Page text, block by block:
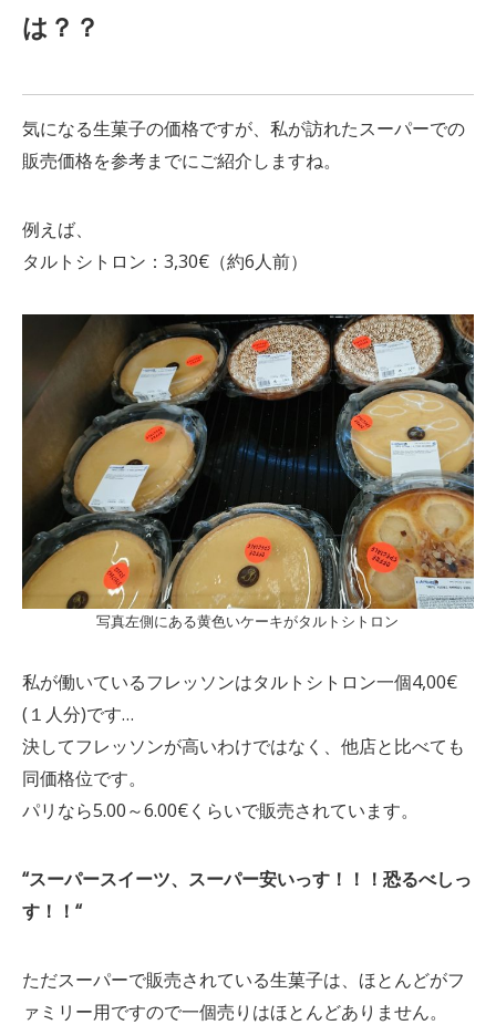
は？？
気になる生菓子の価格ですが、私が訪れたスーパーでの
販売価格を参考までにご紹介しますね。
例えば、
タルトシトロン：3,30€（約6人前）
写真左側にある黄色いケーキがタルトシトロン
私が働いているフレッソンはタルトシトロン一個4,00€
(１人分)です…
決してフレッソンが高いわけではなく、他店と比べても
同価格位です。
パリなら5.00～6.00€くらいで販売されています。
“スーパースイーツ、スーパー安いっす！！！恐るべしっ
す！！ “
ただスーパーで販売されている生菓子は、ほとんどがフ
ァミリー用ですので一個売りはほとんどありません。